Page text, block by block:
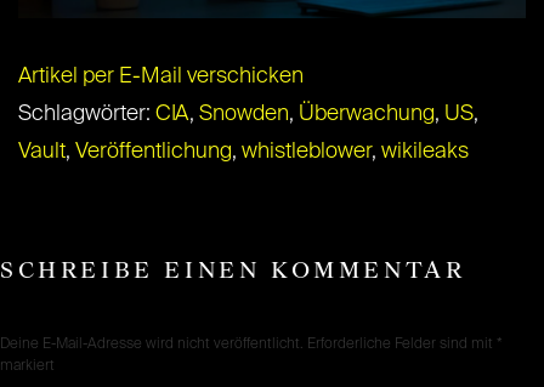
Artikel per E-Mail verschicken
Schlagwörter: CIA, Snowden, Überwachung, US,
Vault, Veröffentlichung, whistleblower, wikileaks
SCHREIBE EINEN KOMMENTAR
Deine E-Mail-Adresse wird nicht veröffentlicht. Erforderliche Felder sind mit *
markiert